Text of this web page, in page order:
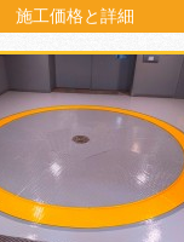
施工価格と詳細